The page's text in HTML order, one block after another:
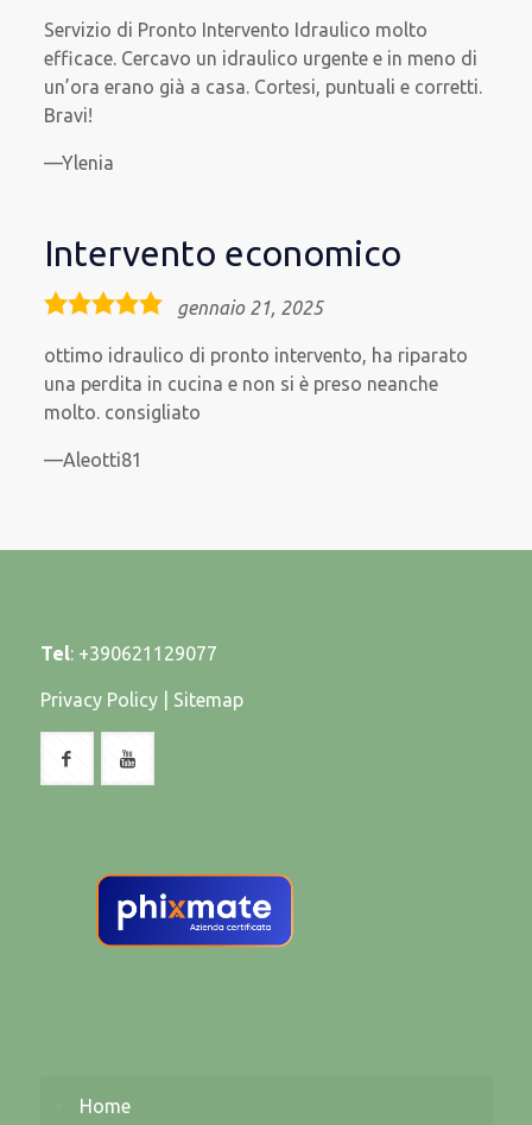
Servizio di Pronto Intervento Idraulico molto
efficace. Cercavo un idraulico urgente e in meno di
un’ora erano già a casa. Cortesi, puntuali e corretti.
Bravi!
Ylenia
Intervento economico
5,0
gennaio 21, 2025
ottimo idraulico di pronto intervento, ha riparato
una perdita in cucina e non si è preso neanche
molto. consigliato
Aleotti81
Tel: +390621129077
Privacy Policy| Sitemap
Home